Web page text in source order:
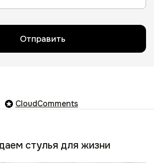
Отправить
CloudComments
стулья для жизни